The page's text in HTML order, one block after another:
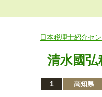
日本税理士紹介セ
清水國弘
1 高知県